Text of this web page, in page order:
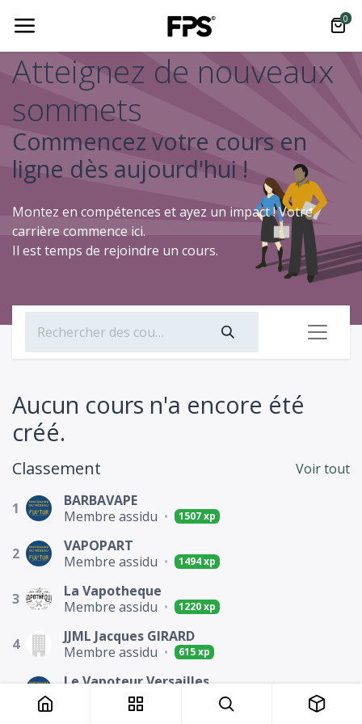
0
Atteignez de nouveaux
sommets
Commencez votre cours en
ligne dès aujourd'hui !
Montez en compétences et ayez un impact ! Votre
carrière commence ici.
Il est temps de rejoindre un cours.
Voir tout
Classement
1
BARBAVAPE
Membre assidu • 1507 xp
2
VAPOPART
Membre assidu • 1494 xp
3
La Vapotheque
Membre assidu • 1220 xp
4
JJML Jacques GIRARD
Membre assidu • 615 xp
5
Le Vapoteur Versailles
Membre actif
Aucun cours n'a encore été
créé.